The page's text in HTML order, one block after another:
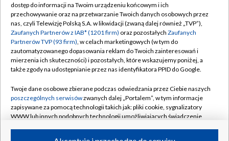
Sklep TVP
Biuro Reklamy
Oferta Handlowa
Telegazeta ogłoszenia
Rada Programowa
Ogłoszenia przetargowe
Akademia Telewizyjna
Polityka prywatności
Moje zgody
Biuro reklamy
Kontakt
Kanały
©2026 Telewizja Polska Spółka Akcyjna w likwidacji
dostęp do informacji na Twoim urządzeniu końcowym i ich
przechowywanie oraz na przetwarzanie Twoich danych osobowych przez
nas, czyli Telewizję Polską S.A. w likwidacji (zwaną dalej również „TVP”),
Zaufanych Partnerów z IAB* (1201 firm) oraz pozostałych Zaufanych
Partnerów TVP (93 firm), w celach marketingowych (w tym do
zautomatyzowanego dopasowania reklam do Twoich zainteresowań i
mierzenia ich skuteczności) i pozostałych, które wskazujemy poniżej, a
także zgody na udostępnianie przez nas identyfikatora PPID do Google.
Twoje dane osobowe zbierane podczas odwiedzania przez Ciebie naszych
poszczególnych serwisówzwanych dalej „Portalem”, w tym informacje
zapisywane za pomocą technologii takich jak: pliki cookie, sygnalizatory
WWW lub innych podobnych technologii umożliwiających świadczenie